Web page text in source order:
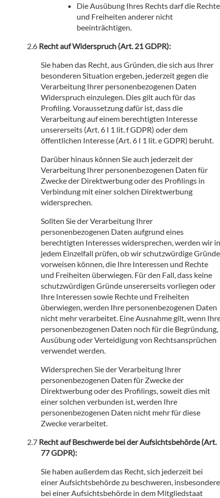
Die Ausübung Ihres Rechts darf die Rechte
und Freiheiten anderer nicht
beeinträchtigen.
Recht auf Widerspruch (Art. 21 GDPR):
Sie haben das Recht, aus Gründen, die sich aus Ihrer
besonderen Situation ergeben, jederzeit gegen die
Verarbeitung Ihrer personenbezogenen Daten
Widerspruch einzulegen. Dies gilt auch für das
Profiling. Voraussetzung dafür ist, dass die
Verarbeitung auf einem berechtigten Interesse
unsererseits (Art. 6 I 1 lit. f GDPR) oder dem
öffentlichen Interesse (Art. 6 I 1 lit. e GDPR) beruht.
Darüber hinaus können Sie auch jederzeit der
Verarbeitung Ihrer personenbezogenen Daten für
Zwecke der Direktwerbung oder des Profilings in
Verbindung mit einer solchen Direktwerbung
widersprechen.
Sollten Sie der Verarbeitung Ihrer
personenbezogenen Daten aufgrund eines
berechtigten Interesses widersprechen, werden wir in
jedem Einzelfall prüfen, ob wir schutzwürdige Gründe
vorweisen können, die Ihre Interessen und Rechte
und Freiheiten überwiegen. Für den Fall, dass keine
schutzwürdigen Gründe unsererseits vorliegen oder
Ihre Interessen sowie Rechte und Freiheiten
überwiegen, werden Ihre personenbezogenen Daten
nicht mehr verarbeitet. Eine Ausnahme gilt, wenn
personenbezogenen Daten noch für die Begründung,
Ausübung oder Verteidigung von Rechtsansprüchen
verwendet werden.
Widersprechen Sie der Verarbeitung Ihrer
personenbezogenen Daten für Zwecke der
Direktwerbung oder des Profilings, soweit dies mit
einer solchen verbunden ist, werden Ihre
personenbezogenen Daten nicht mehr für diese
Zwecke verarbeitet.
Recht auf Beschwerde bei der Aufsichtsbehörde (Art.
77 GDPR):
Sie haben außerdem das Recht, sich jederzeit bei
einer Aufsichtsbehörde zu beschweren, insbesondere
bei einer Aufsichtsbehörde in dem Mitgliedstaat